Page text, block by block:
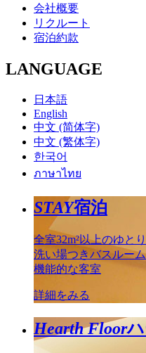
会社概要
リクルート
宿泊約款
LANGUAGE
日本語
English
中文 (简体字)
中文 (繁体字)
한국어
ภาษาไทย
STAY宿泊
全室32m²以上のゆとり
洗い場つきバスルー
機能的な客室
詳細をみる
Hearth Floor